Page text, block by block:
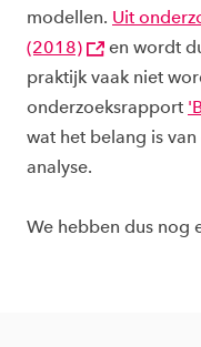
modellen. Uit
(2018)
en wordt
praktijk vaak niet
onderzoeksrapport
wat het belang is
analyse.
We hebben dus nog